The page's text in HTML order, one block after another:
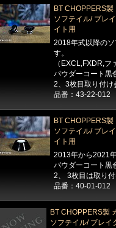
BT CHOPPERS
ソフテイル/ ブレ
イト用
2018年式以降の
す。
（EXCL,FXDR,
パウダーコート黒
2、3枚目取り付け
品番：43-22-012
BT CHOPPERS
ソフテイル/ ブレ
イト用
2013年から2021
パウダーコート黒
2、 3枚目は取り
品番：40-01-012
BT CHOPPERS製
ソフテイル/ ブレイ